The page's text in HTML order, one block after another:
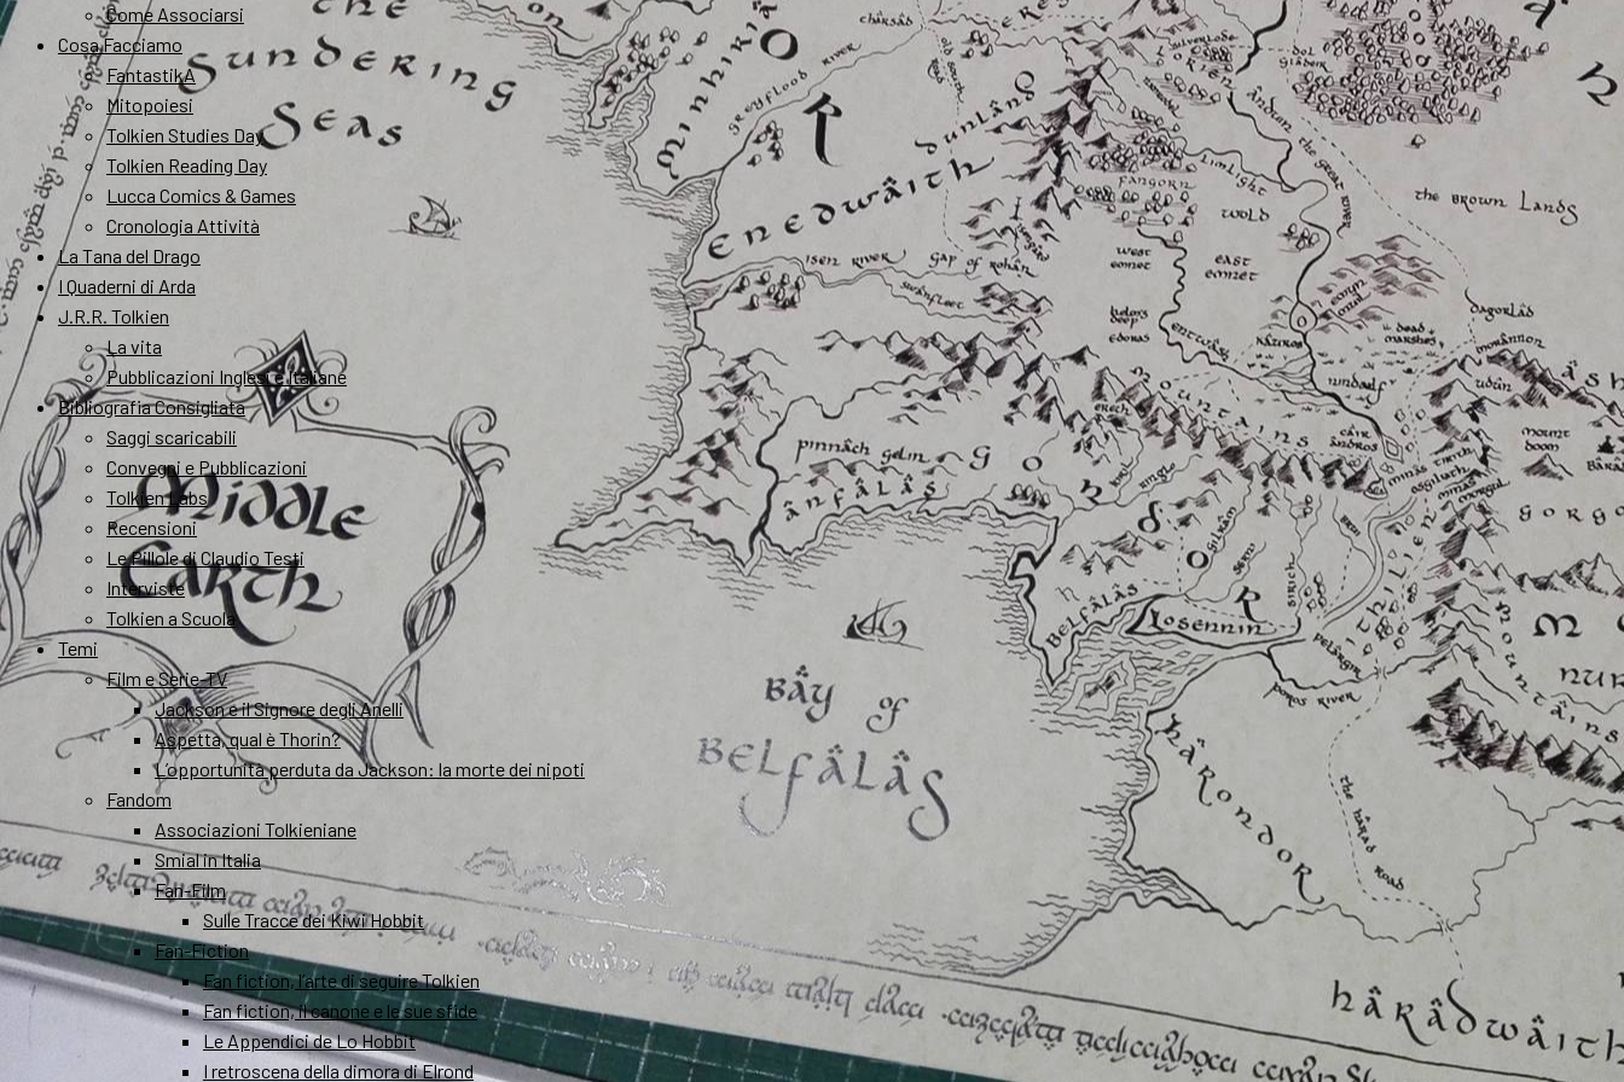
Come Associarsi
Cosa Facciamo
FantastikA
Mitopoiesi
Tolkien Studies Day
Tolkien Reading Day
Lucca Comics & Games
Cronologia Attività
La Tana del Drago
I Quaderni di Arda
J.R.R. Tolkien
La vita
Pubblicazioni Inglesi e Italiane
Bibliografia Consigliata
Saggi scaricabili
Convegni e Pubblicazioni
Tolkien Labs
Recensioni
Le Pillole di Claudio Testi
Interviste
Tolkien a Scuola
Temi
Film e Serie-TV
Jackson e il Signore degli Anelli
Aspetta, qual è Thorin?
L’opportunità perduta da Jackson: la morte dei nipoti
Fandom
Associazioni Tolkieniane
Smial in Italia
Fan-Film
Sulle Tracce dei Kiwi Hobbit
Fan-Fiction
Fan fiction, l’arte di seguire Tolkien
Fan fiction, il canone e le sue sfide
Le Appendici de Lo Hobbit
I retroscena della dimora di Elrond